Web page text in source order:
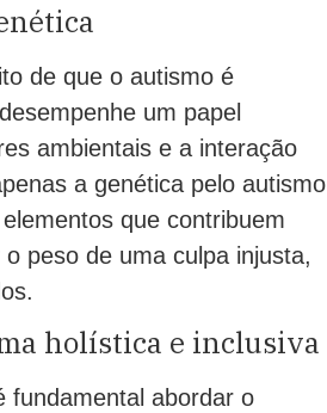
de que o autismo é
um papel
ambientais e a interação
a genética pelo autismo
que contribuem
peso de uma culpa injusta,
holística e inclusiva
fundamental abordar o